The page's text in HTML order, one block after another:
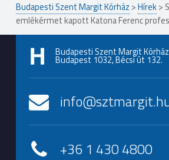
Budapesti Szent Margit Kórház >Hírek>
emlékérmet kapott Katona Ferenc
Budapesti Szent Margit Kórház
Budapest 1032, Bécsi út 132.
+36 1 430 4800